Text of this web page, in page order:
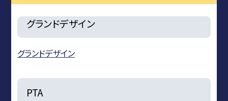
グランドデザイン
グランドデザイン
PTA